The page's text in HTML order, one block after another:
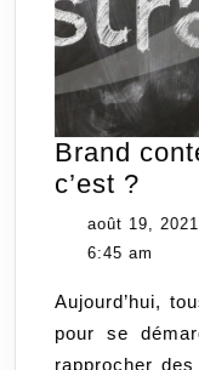
Brand
c’est ?
:
ce
que
août 19, 2021
6:45 am
Aujourd’hui, tous les moyens sont à envisager
pour se
rapprocher